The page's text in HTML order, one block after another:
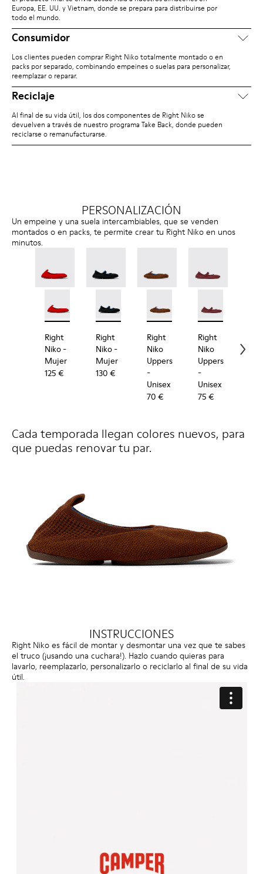
Europa, EE. UU. y Vietnam, donde se prepara para distribuirse por
todo el mundo.
Consumidor
Los clientes pueden comprar Right Niko totalmente montado o en
packs por separado, combinando empeines o suelas para personalizar,
reemplazar o reparar.
Reciclaje
Al final de su vida útil, los dos componentes de Right Niko se
devuelven a través de nuestro programa Take Back, donde pueden
reciclarse o remanufacturarse.
PERSONALIZACIÓN
Un empeine y una suela intercambiables, que se venden
montados o en packs, te permite crear tu Right Niko en unos
minutos.
Right Niko - K201945-003 - Bailarinas rojas de
Right Niko - K201945-002
Right
Niko-
Mujer
125 €
Right Niko - K201944-001 - Bailarinas
Right Niko - K201944-004
Right
Niko-
Mujer
130 €
Right Niko Uppers -
Right Niko Uppers
Right
Niko
Uppers
-
Unisex
70 €
Right Niko
Right
Niko
Uppers
-
Unisex
75 €
Cada temporada llegan colores nuevos, para
que puedas renovar tu par.
INSTRUCCIONES
Right Niko es fácil de montar y desmontar una vez que te sabes
el truco (¡usando una cuchara!). Hazlo cuando quieras para
lavarlo, reemplazarlo, personalizarlo o reciclarlo al final de su vida
útil.